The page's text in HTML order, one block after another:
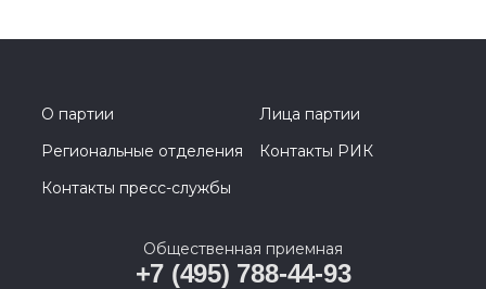
О партии
Лица партии
Региональные отделения
Контакты РИК
Контакты пресс-службы
Общественная приемная
+7 (495) 788-44-93